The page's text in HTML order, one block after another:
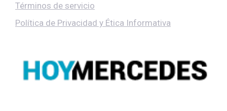
Términos de servicio
Política de Privacidad y Ética Informativa